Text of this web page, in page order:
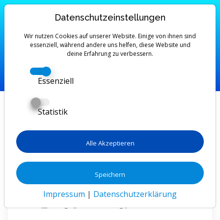
🚀 Deine 30-Tage Lern-Challenge
Wähle einen Skill, erhalte deinen persönlichen
Lernplan – und wachse jeden Tag ein Stück!
Welchen Skill willst du
lernen?
Wähle eines der Themen und du bekommst sofort
deinen personalisierten 30-Tage-Plan mit täglichen
Aufgaben.
Datenschutzeinstellungen
Wir nutzen Cookies auf unserer Website. Einige von ihnen sind
essenziell, während andere uns helfen, diese Website und
deine Erfahrung zu verbessern.
Essenziell
Statistik
Alle Akzeptieren
Speichern
Impressum | Datenschutzerklärung